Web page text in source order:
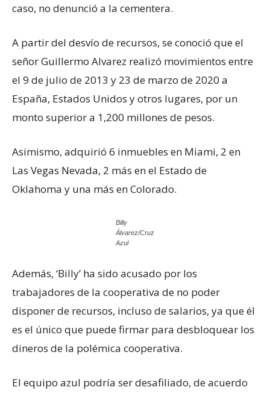
caso, no denunció a la cementera.
A partir del desvío de recursos, se conoció que el
señor Guillermo Alvarez realizó movimientos entre
el 9 de julio de 2013 y 23 de marzo de 2020 a
España, Estados Unidos y otros lugares, por un
monto superior a 1,200 millones de pesos.
Asimismo, adquirió 6 inmuebles en Miami, 2 en
Las Vegas Nevada, 2 más en el Estado de
Oklahoma y una más en Colorado.
Billy
Álvarez/Cruz
Azul
Además, ‘Billy’ ha sido acusado por los
trabajadores de la cooperativa de no poder
disponer de recursos, incluso de salarios, ya que él
es el único que puede firmar para desbloquear los
dineros de la polémica cooperativa.
El equipo azul podría ser desafiliado, de acuerdo